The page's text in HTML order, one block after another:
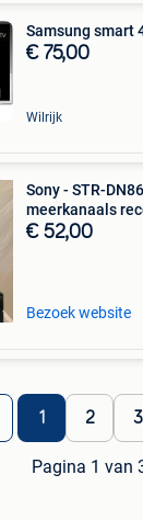
Samsung smart
€ 75,00
Wilrijk
Sony - STR-
meerkanaals
€ 52,00
Bezoek website
1 2 3
Pagina 1 van